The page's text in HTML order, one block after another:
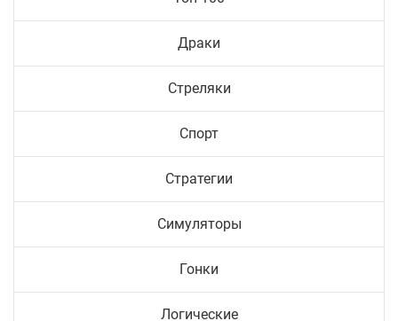
Драки
Стреляки
Спорт
Стратегии
Симуляторы
Гонки
Логические